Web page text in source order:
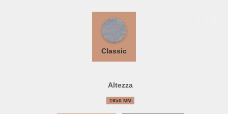
Classic
Altezza
1650 MM